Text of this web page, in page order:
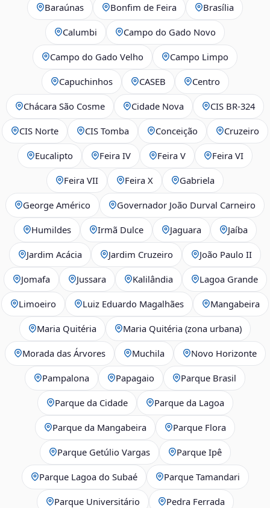
Baraúnas Bonfim de Feira Brasília
Calumbi Campo do Gado Novo
Campo do Gado Velho Campo Limpo
Capuchinhos CASEB Centro
Chácara São Cosme Cidade Nova CIS BR‑324
CIS Norte CIS Tomba Conceição Cruzeiro
Eucalipto Feira IV Feira V Feira VI
Feira VII Feira X Gabriela
George Américo Governador João Durval Carneiro
Humildes Irmã Dulce Jaguara Jaíba
Jardim Acácia Jardim Cruzeiro João Paulo II
Jomafa Jussara Kalilândia Lagoa Grande
Limoeiro Luiz Eduardo Magalhães Mangabeira
Maria Quitéria Maria Quitéria (zona urbana)
Morada das Árvores Muchila Novo Horizonte
Pampalona Papagaio Parque Brasil
Parque da Cidade Parque da Lagoa
Parque da Mangabeira Parque Flora
Parque Getúlio Vargas Parque Ipê
Parque Lagoa do Subaé Parque Tamandari
Parque Universitário Pedra Ferrada